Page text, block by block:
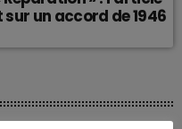
un accord de 1946